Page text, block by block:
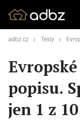
adbz.cz Testy
popisu.
jen 1 z